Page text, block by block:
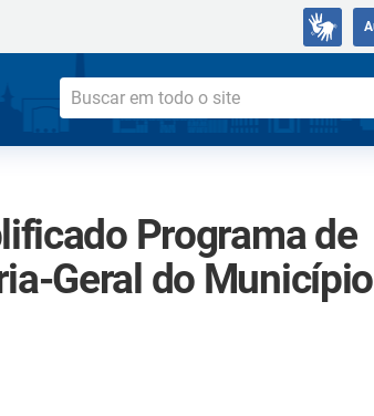
Programa de
Geral do